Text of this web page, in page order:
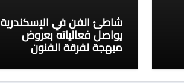
شاطئ الفن في الإسكندرية
يواصل فعالياته بعروض
مبهجة لفرقة الفنون